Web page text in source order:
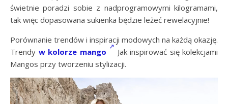
świetnie poradzi sobie z nadprogramowymi kilogramami,
tak więc dopasowana sukienka będzie leżeć rewelacyjnie!
Porównanie trendów i inspiracji modowych na każdą okazję.
Trendy w kolorze mango
Jak inspirować się kolekcjami
Mangos przy tworzeniu stylizacji.